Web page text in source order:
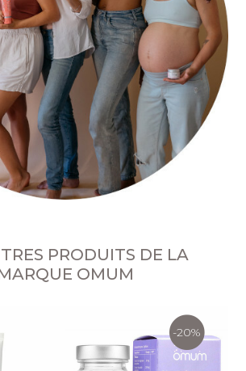
PRODUITS DE LA
OMUM
-20%